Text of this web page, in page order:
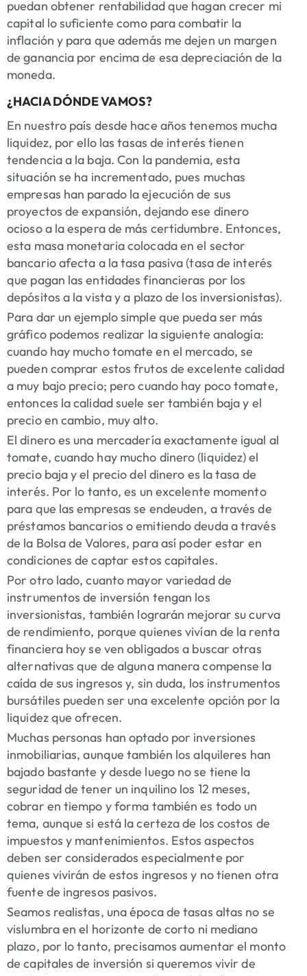
puedan obtener rentabilidad que hagan crecer mi
capital lo suficiente como para combatir la
inflación y para que además me dejen un margen
de ganancia por encima de esa depreciación de la
moneda.
¿HACIA DÓNDE VAMOS?
En nuestro país desde hace años tenemos mucha
liquidez, por ello las tasas de interés tienen
tendencia a la baja. Con la pandemia, esta
situación se ha incrementado, pues muchas
empresas han parado la ejecución de sus
proyectos de expansión, dejando ese dinero
ocioso a la espera de más certidumbre. Entonces,
esta masa monetaria colocada en el sector
bancario afecta a la tasa pasiva (tasa de interés
que pagan las entidades financieras por los
depósitos a la vista y a plazo de los inversionistas).
Para dar un ejemplo simple que pueda ser más
gráfico podemos realizar la siguiente analogía:
cuando hay mucho tomate en el mercado, se
pueden comprar estos frutos de excelente calidad
a muy bajo precio; pero cuando hay poco tomate,
entonces la calidad suele ser también baja y el
precio en cambio, muy alto.
El dinero es una mercadería exactamente igual al
tomate, cuando hay mucho dinero (liquidez) el
precio baja y el precio del dinero es la tasa de
interés. Por lo tanto, es un excelente momento
para que las empresas se endeuden, a través de
préstamos bancarios o emitiendo deuda a través
de la Bolsa de Valores, para así poder estar en
condiciones de captar estos capitales.
Por otro lado, cuanto mayor variedad de
instrumentos de inversión tengan los
inversionistas, también lograrán mejorar su curva
de rendimiento, porque quienes vivían de la renta
financiera hoy se ven obligados a buscar otras
alternativas que de alguna manera compense la
caída de sus ingresos y, sin duda, los instrumentos
bursátiles pueden ser una excelente opción por la
liquidez que ofrecen.
Muchas personas han optado por inversiones
inmobiliarias, aunque también los alquileres han
bajado bastante y desde luego no se tiene la
seguridad de tener un inquilino los 12 meses,
cobrar en tiempo y forma también es todo un
tema, aunque si está la certeza de los costos de
impuestos y mantenimientos. Estos aspectos
deben ser considerados especialmente por
quienes vivirán de estos ingresos y no tienen otra
fuente de ingresos pasivos.
Seamos realistas, una época de tasas altas no se
vislumbra en el horizonte de corto ni mediano
plazo, por lo tanto, precisamos aumentar el monto
de capitales de inversión si queremos vivir de